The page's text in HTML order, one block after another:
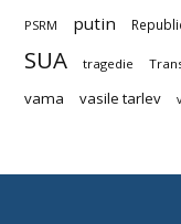
PSRM putin
SUA tragedie
vama vasile tarlev